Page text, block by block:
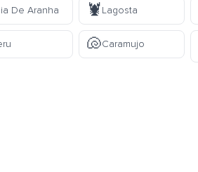
De Aranha 🦞Lagosta
🐚Caramujo